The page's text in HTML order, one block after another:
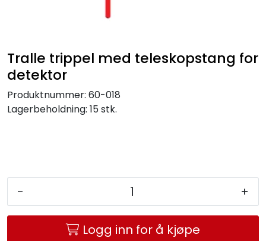
Tralle trippel med teleskopstang for
detektor
Produktnummer: 60-018
Lagerbeholdning: 15 stk.
- +
Logg inn for å kjøpe